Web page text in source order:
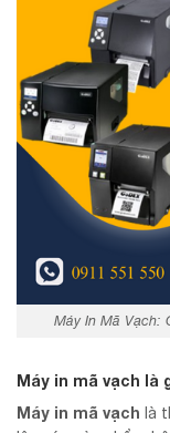
Máy In Mã Vạch:
Máy in mã vạch là
Máy in mã vạch là